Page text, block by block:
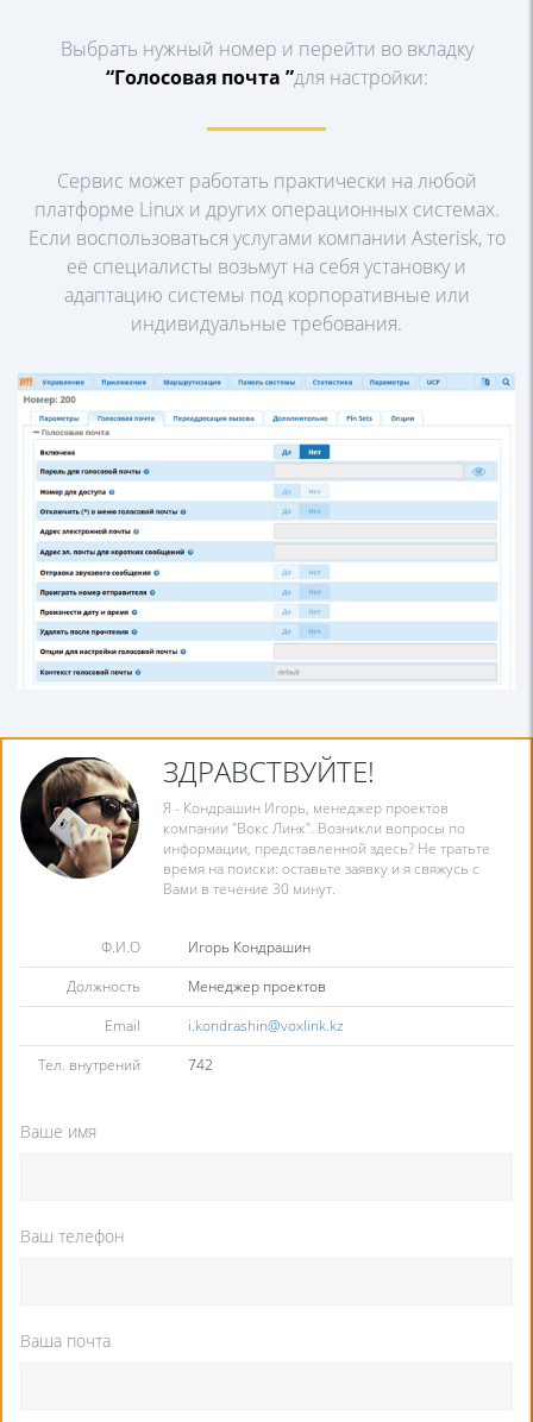
Выбрать нужный номер и перейти во вкладку
“Голосовая почта ”для настройки:
Сервис может работать практически на любой
платформе Linux и другихоперационных системах.
Если воспользоваться услугами компании Asterisk, то
её специалисты возьмут на себя установку и
адаптацию системы под корпоративные или
индивидуальные требования.
ЗДРАВСТВУЙТЕ!
Я - Кондрашин Игорь, менеджер проектов
компании "Вокс Линк". Возникли вопросы по
информации, представленной здесь? Не тратьте
время на поиски: оставьте заявку и я свяжусь с
Вами в течение 30 минут.
Ф.И.О
Игорь Кондрашин
Должность
Менеджер проектов
Email
i.kondrashin@voxlink.kz
Тел. внутрений
742
Ваше имя
Ваш телефон
Ваша почта